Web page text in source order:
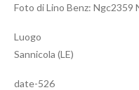
Foto di Lino Benz:
Luogo
Sannicola (LE)
date-526